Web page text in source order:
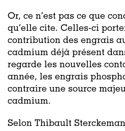
Or, ce n’est pas ce que
qu’elle cite. Celles-ci
contribution des engrais
cadmium déjà présent
regarde les nouvelles
année, les engrais
contraire une source
cadmium.
Selon Thibault